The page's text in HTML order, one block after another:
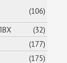
(106)
(32)
(177)
(175)